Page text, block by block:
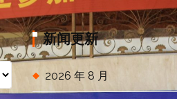
新闻更新
2026 年 8 月